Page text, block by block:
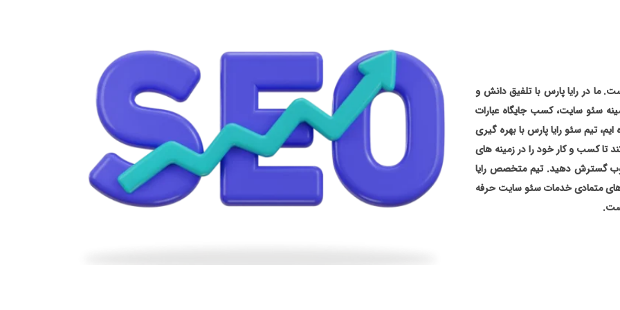
ما در رایا پارس با تلفیق دانش و
سئو سایت، کسب جایگاه عبارات
تیم سئو رایا پارس با بهره گیری
تا کسب و کار خود را در زمینه های
وب گسترش دهید. تیم متخصص رایا
های متمادی خدمات سئو سایت حرفه